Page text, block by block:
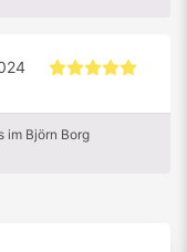
im Björn Borg